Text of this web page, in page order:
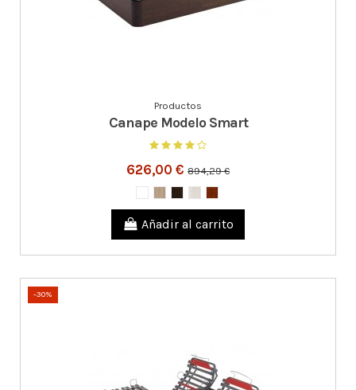
Productos
Canape Modelo Smart
626,00 € 894,29 €
Añadir al carrito
-30%